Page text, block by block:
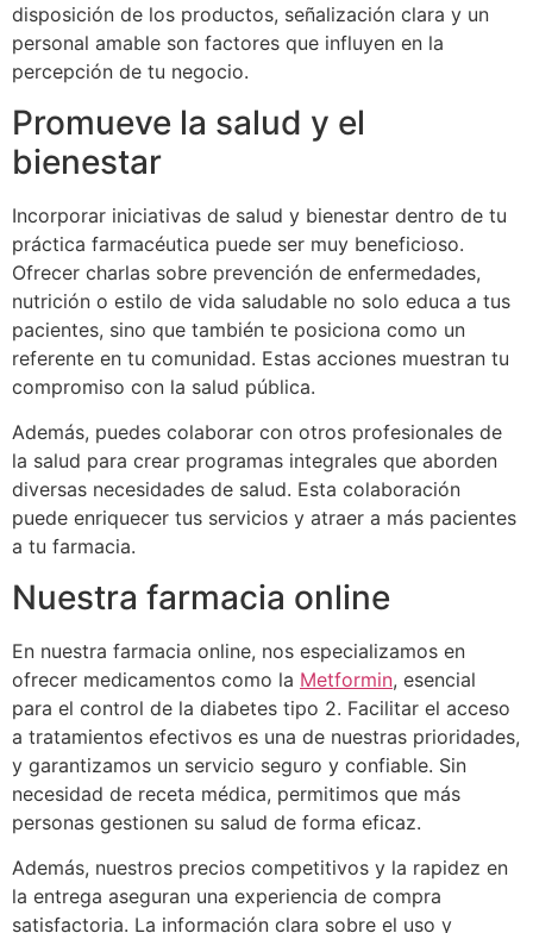
disposición de los productos, señalización clara y un
personal amable son factores que influyen en la
percepción de tu negocio.
Promueve la salud y el
bienestar
Incorporar iniciativas de salud y bienestar dentro de tu
práctica farmacéutica puede ser muy beneficioso.
Ofrecer charlas sobre prevención de enfermedades,
nutrición o estilo de vida saludable no solo educa a tus
pacientes, sino que también te posiciona como un
referente en tu comunidad. Estas acciones muestran tu
compromiso con la salud pública.
Además, puedes colaborar con otros profesionales de
la salud para crear programas integrales que aborden
diversas necesidades de salud. Esta colaboración
puede enriquecer tus servicios y atraer a más pacientes
a tu farmacia.
Nuestra farmacia online
En nuestra farmacia online, nos especializamos en
ofrecer medicamentos como la Metformin, esencial
para el control de la diabetes tipo 2. Facilitar el acceso
a tratamientos efectivos es una de nuestras prioridades,
y garantizamos un servicio seguro y confiable. Sin
necesidad de receta médica, permitimos que más
personas gestionen su salud de forma eficaz.
Además, nuestros precios competitivos y la rapidez en
la entrega aseguran una experiencia de compra
satisfactoria. La información clara sobre el uso y